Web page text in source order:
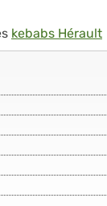
kebabs Hérault